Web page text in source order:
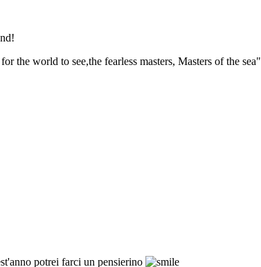
the world to see,the fearless masters, Masters of the sea"
potrei farci un pensierino